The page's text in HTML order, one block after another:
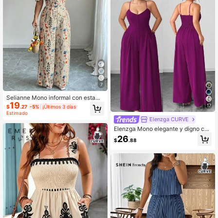
7
Selianne Mono informal con estamp
ado floral y hombros descubiertos p
ara mujer talla grande
$19.27 -5% ¡Últimos 3 días
Estimado
17
Elenzga CURVE
Elenzga Mono elegante y digno con
botones, cintura plisada y pierna an
cha para mujer de talla grande
$26.88